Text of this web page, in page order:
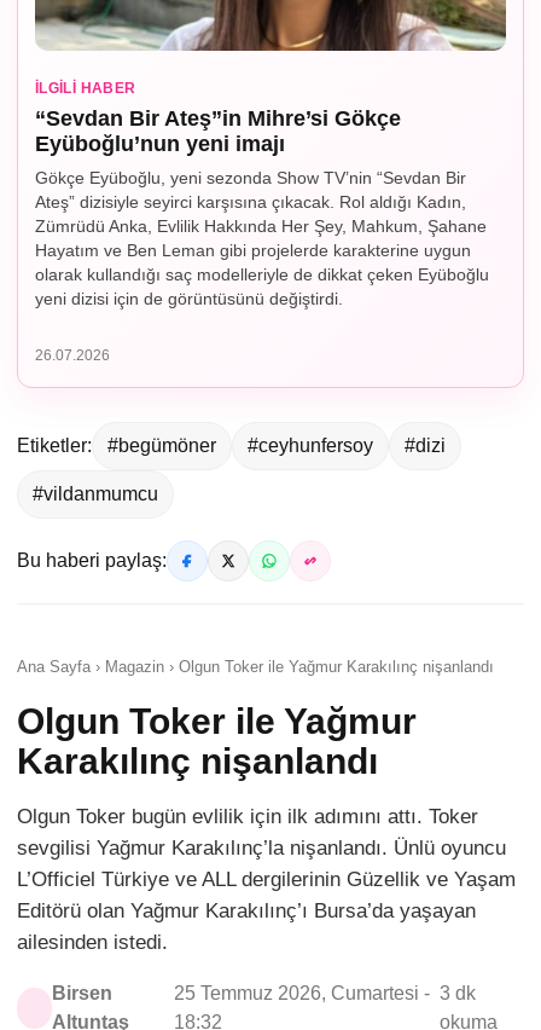
İLGILI HABER
“Sevdan Bir Ateş”in Mihre’si Gökçe
Eyüboğlu’nun yeni imajı
Gökçe Eyüboğlu, yeni sezonda Show TV’nin “Sevdan Bir
Ateş” dizisiyle seyirci karşısına çıkacak. Rol aldığı Kadın,
Zümrüdü Anka, Evlilik Hakkında Her Şey, Mahkum, Şahane
Hayatım ve Ben Leman gibi projelerde karakterine uygun
olarak kullandığı saç modelleriyle de dikkat çeken Eyüboğlu
yeni dizisi için de görüntüsünü değiştirdi.
26.07.2026
Etiketler: #begümöner #ceyhunfersoy #dizi
#vildanmumcu
Bu haberi paylaş:
Ana Sayfa › Magazin › Olgun Toker ile Yağmur Karakılınç nişanlandı
Olgun Toker ile Yağmur
Karakılınç nişanlandı
Olgun Toker bugün evlilik için ilk adımını attı. Toker
sevgilisi Yağmur Karakılınç’la nişanlandı. Ünlü oyuncu
L’Officiel Türkiye ve ALL dergilerinin Güzellik ve Yaşam
Editörü olan Yağmur Karakılınç’ı Bursa’da yaşayan
ailesinden istedi.
Birsen
Altuntaş
25 Temmuz 2026, Cumartesi -
18:32
3 dk
okuma